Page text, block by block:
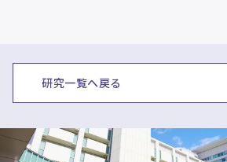
研究一覧へ戻る